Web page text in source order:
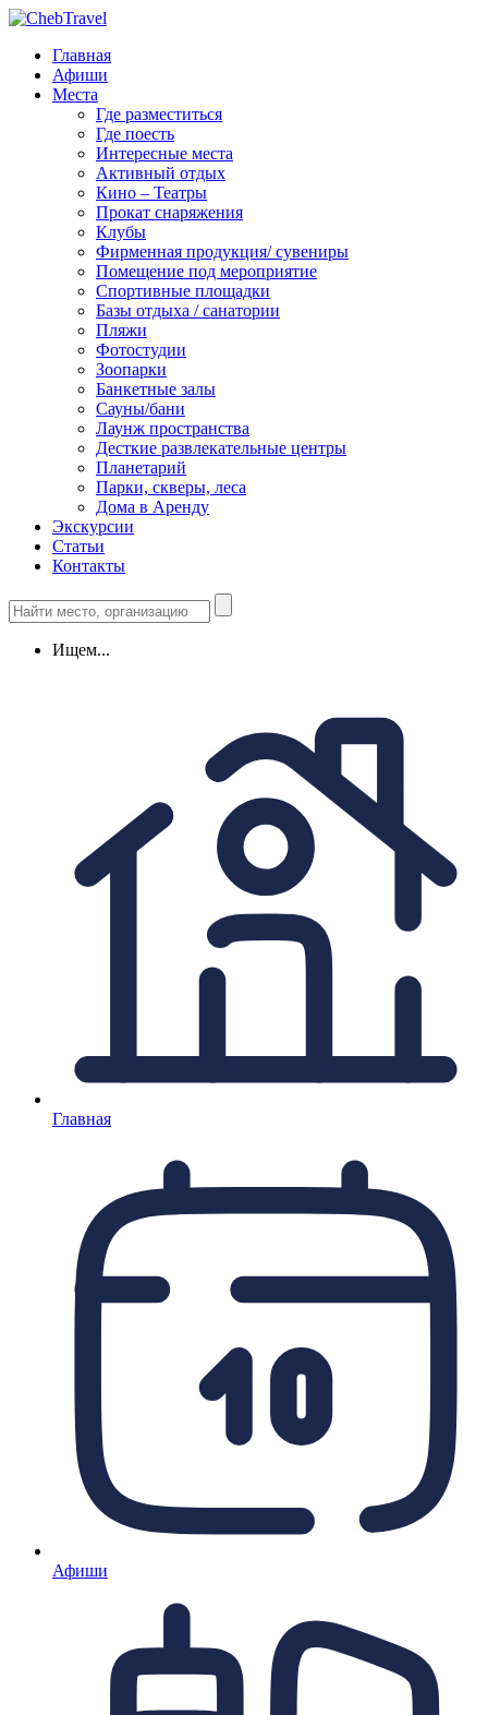
Главная
Афиши
Места
Где разместиться
Где поесть
Интересные места
Активный отдых
Кино – Театры
Прокат снаряжения
Клубы
Фирменная продукция/ сувениры
Помещение под мероприятие
Спортивные площадки
Базы отдыха / санатории
Пляжи
Фотостудии
Зоопарки
Банкетные залы
Сауны/бани
Лаунж пространства
Десткие развлекательные центры
Планетарий
Парки, скверы, леса
Дома в Аренду
Экскурсии
Статьи
Контакты
Ищем...
Главная
Афиши